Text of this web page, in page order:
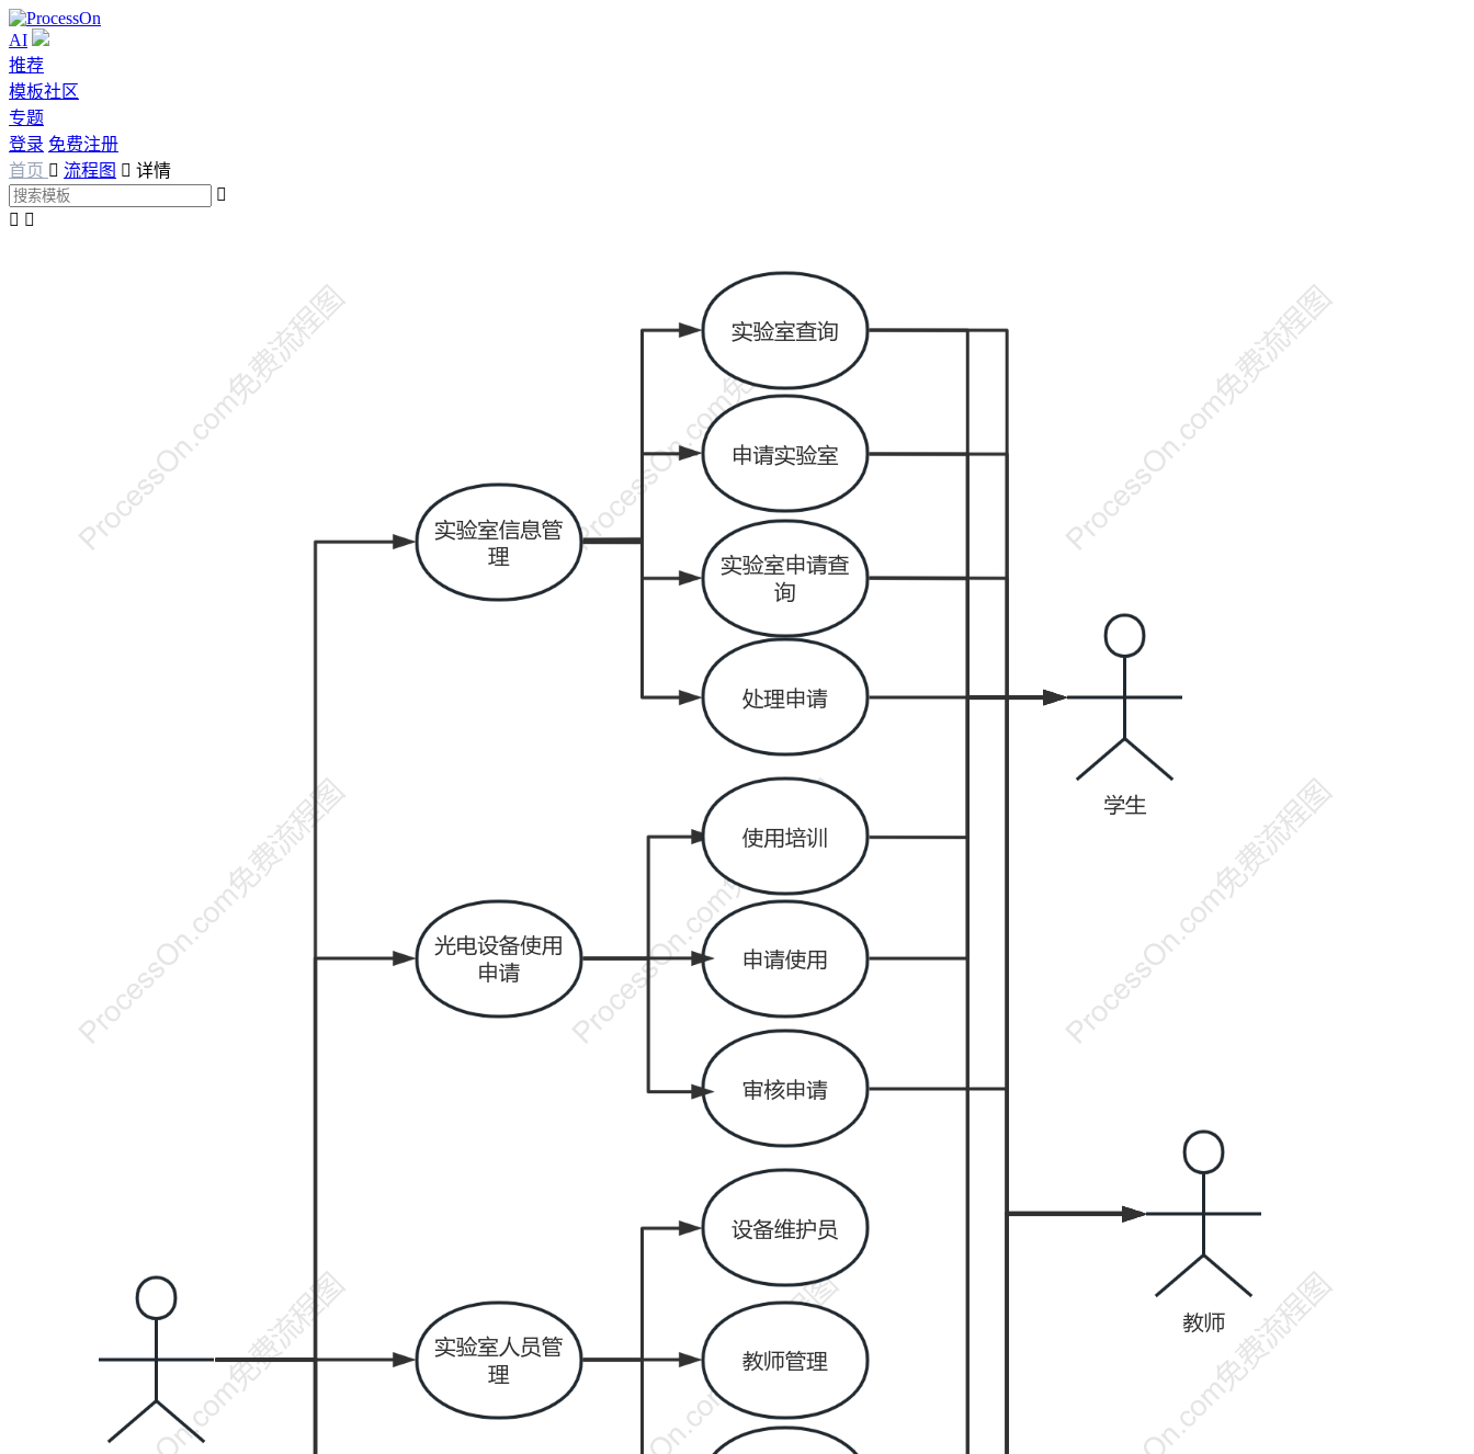
AI
推荐
模板社区
专题
登录 免费注册
首页  流程图  详情

 